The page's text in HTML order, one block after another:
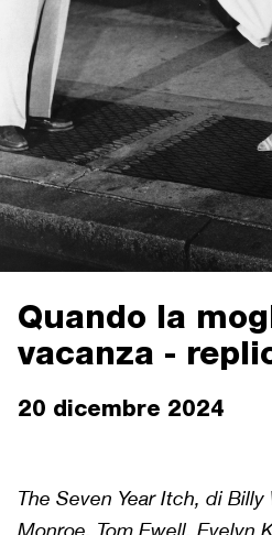
Quando la
vacanza -
20 dicembre 2024
The Seven Year Itch, di
Monroe, Tom Ewell, Evelyn